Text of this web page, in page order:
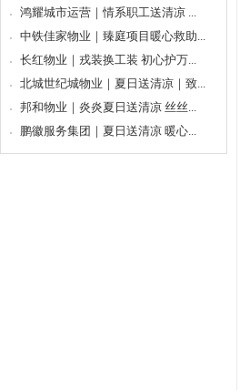
鸿耀城市运营｜情系职工送清凉 ...
中铁佳家物业｜臻庭项目暖心救助...
长红物业｜戎装换工装 初心护万...
北城世纪城物业｜夏日送清凉｜致...
邦和物业｜炎炎夏日送清凉 丝丝...
鹏徽服务集团｜夏日送清凉 暖心...